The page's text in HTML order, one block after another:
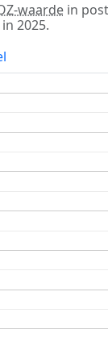
waarde in
2025.